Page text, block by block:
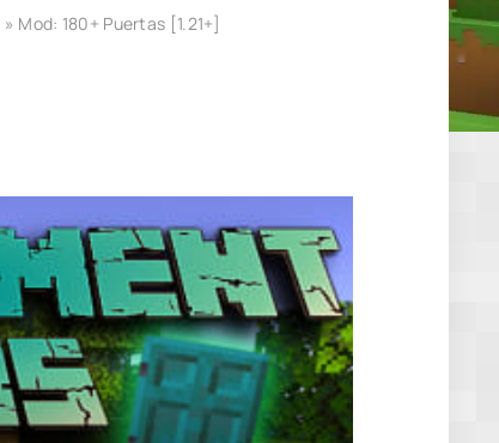
» Mod: 180+ Puertas [1.21+]